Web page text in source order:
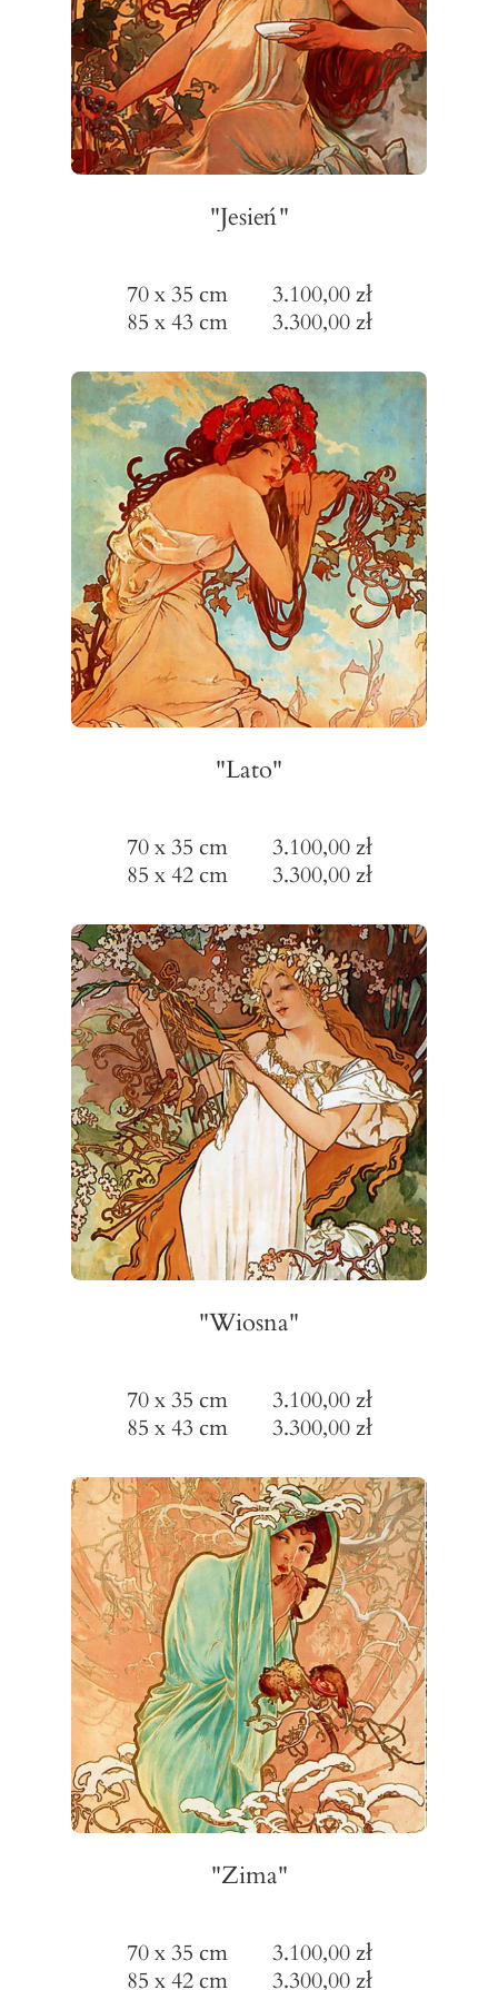
70 x 35 cm 3.100,00 zł
85 x 42 cm 3.300,00 zł
"Zima"
70 x 35 cm 3.100,00 zł
85 x 43 cm 3.300,00 zł
"Wiosna"
70 x 35 cm 3.100,00 zł
85 x 42 cm 3.300,00 zł
"Lato"
70 x 35 cm 3.100,00 zł
85 x 43 cm 3.300,00 zł
"Jesień"